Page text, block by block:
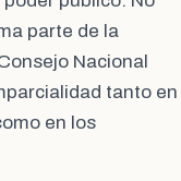
parte de la
Nacional
tanto en
en los